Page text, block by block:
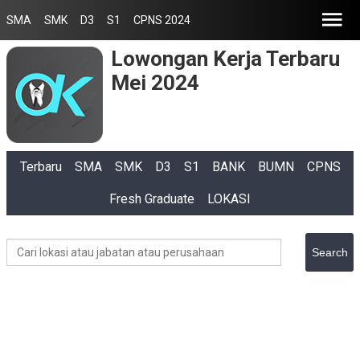
SMA SMK D3 S1 CPNS 2024
Lowongan Kerja Terbaru
Mei 2024
Terbaru SMA SMK D3 S1 BANK BUMN CPNS
Fresh Graduate LOKASI